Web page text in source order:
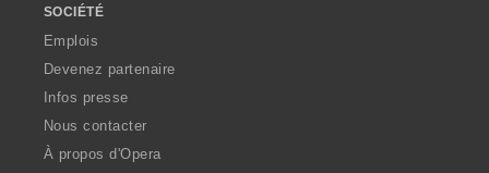
SOCIÉTÉ
Emplois
Devenez partenaire
Infos presse
Nous contacter
À propos d'Opera